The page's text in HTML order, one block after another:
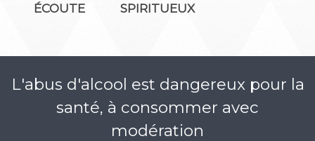
ÉCOUTE
SPIRITUEUX
L'abus d'alcool est dangereux pour la
santé, à consommer avec
modération